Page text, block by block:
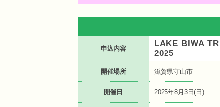
申込内容
LAKE BIWA
2025
開催場所 滋賀県守山市
開催日 2025年8月3日(日)